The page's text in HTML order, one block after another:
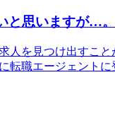
と思いますが…。
人を見つけ出すこ
転職エージェント